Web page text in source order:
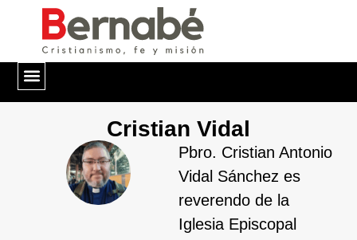
Cristian Vidal
Pbro. Cristian Antonio
Vidal Sánchez es
reverendo de la
Iglesia Episcopal